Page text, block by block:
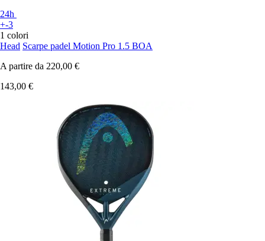
24h
+-3
1 colori
Head Scarpe padel Motion Pro 1.5 BOA
A partire da 220,00 €
143,00 €